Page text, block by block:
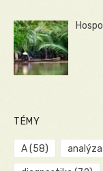
TÉMY
A(58) analýza